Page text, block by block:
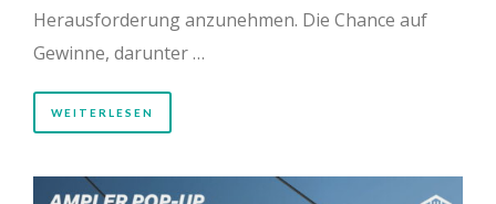
Herausforderung anzunehmen. Die Chance auf
Gewinne, darunter …
WEITERLESEN